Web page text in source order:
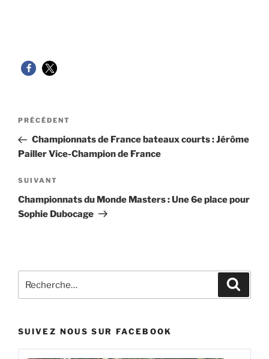
Navigation
l’article
Article
précédent
PRÉCÉDENT
Championnats de France bateaux courts : Jérôme
Pailler Vice-Champion de France
Article
suivant
SUIVANT
Championnats du Monde Masters : Une 6e place pour
Sophie Dubocage
pour
SUIVEZ NOUS SUR FACEBOOK